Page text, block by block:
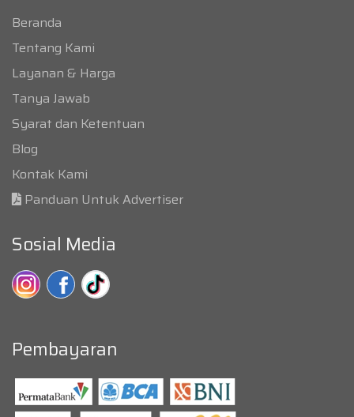
Beranda
Tentang Kami
Layanan & Harga
Tanya Jawab
Syarat dan Ketentuan
Blog
Kontak Kami
Panduan Untuk Advertiser
Sosial Media
Pembayaran